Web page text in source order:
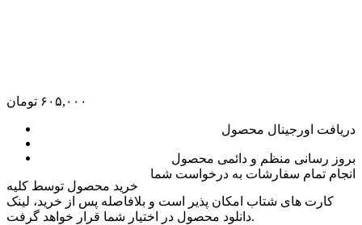
۶۰۵,۰۰۰ تومان
دریافت اورجینال محصول
بروز رسانی منظم و دائمی محصول
انجام تمام سفارشات به درخواست شما
خرید محصول توسط کلیه
کارت های شتاب امکان پذیر است و بلافاصله پس از خرید، لینک
دانلود محصول در اختیار شما قرار خواهد گرفت.